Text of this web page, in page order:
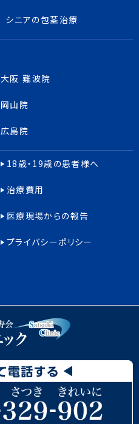
シニアの包茎治療
大阪 難波院
岡山院
広島院
18歳・19歳の患者様へ
治療費用
医療現場からの報告
プライバシーポリシー